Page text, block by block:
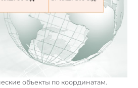
объекты по координатам.